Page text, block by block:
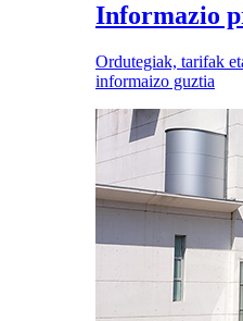
Informazio
Ordutegiak, tarifak
informaizo guztia